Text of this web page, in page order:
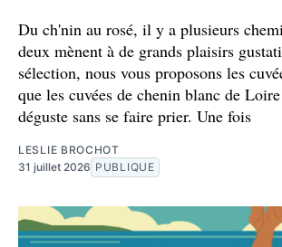
Du ch'nin au rosé, il y a plusieurs
deux mènent à de grands plaisirs
sélection, nous vous proposons les
que les cuvées de chenin blanc de
déguste sans se faire prier. Une fois
LESLIE BROCHOT
31 juillet 2026 PUBLIQUE